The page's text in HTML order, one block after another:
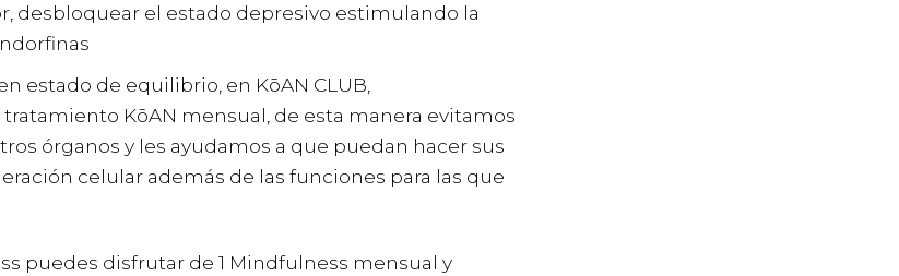
desbloquear el estado depresivo estimulando la
estado de equilibrio, en KōAN CLUB,
KōAN mensual, de esta manera evitamos
órganos y les ayudamos a que puedan hacer sus
celular además de las funciones para las que
puedes disfrutar de 1 Mindfulness mensual y